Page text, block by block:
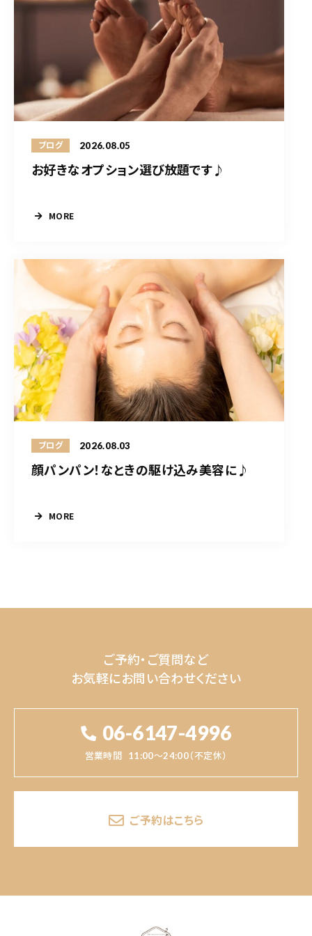
ブログ 2026.08.05
お好きなオプション選び放題です♪
MORE
ブログ 2026.08.03
顔パンパン！なときの駆け込み美容に♪
MORE
ご予約・ご質問など
お気軽にお問い合わせください
06-6147-4996
営業時間 11:00～24:00（不定休）
ご予約はこちら